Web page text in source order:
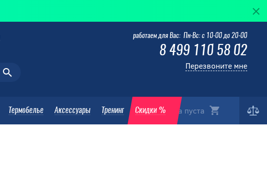
Elite —
Корзина пуста
Термобелье Аксессуары Тренинг Скидки %
работаем для Вас: Пн-Вс: с 10-00 до 20-00
8 499 110 58 02
Перезвоните мне